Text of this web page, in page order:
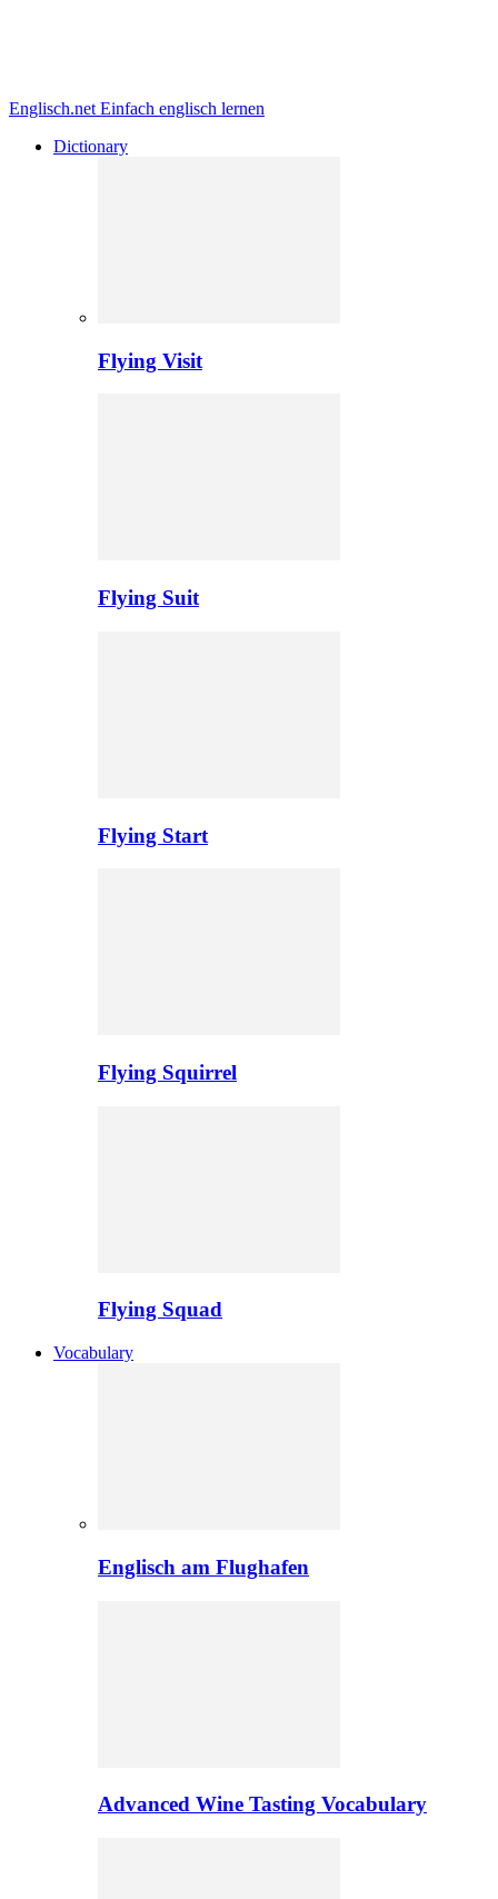
Englisch.net Einfach englisch lernen
Dictionary
Flying Visit
Flying Suit
Flying Start
Flying Squirrel
Flying Squad
Vocabulary
Englisch am Flughafen
Advanced Wine Tasting Vocabulary